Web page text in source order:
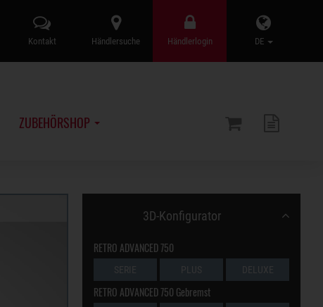
DE
Händlerlogin
Händlersuche
Kontakt
ZUBEHÖRSHOP
3D-Konfigurator
RETRO ADVANCED 750
SERIE PLUS DELUXE
RETRO ADVANCED 750 Gebremst